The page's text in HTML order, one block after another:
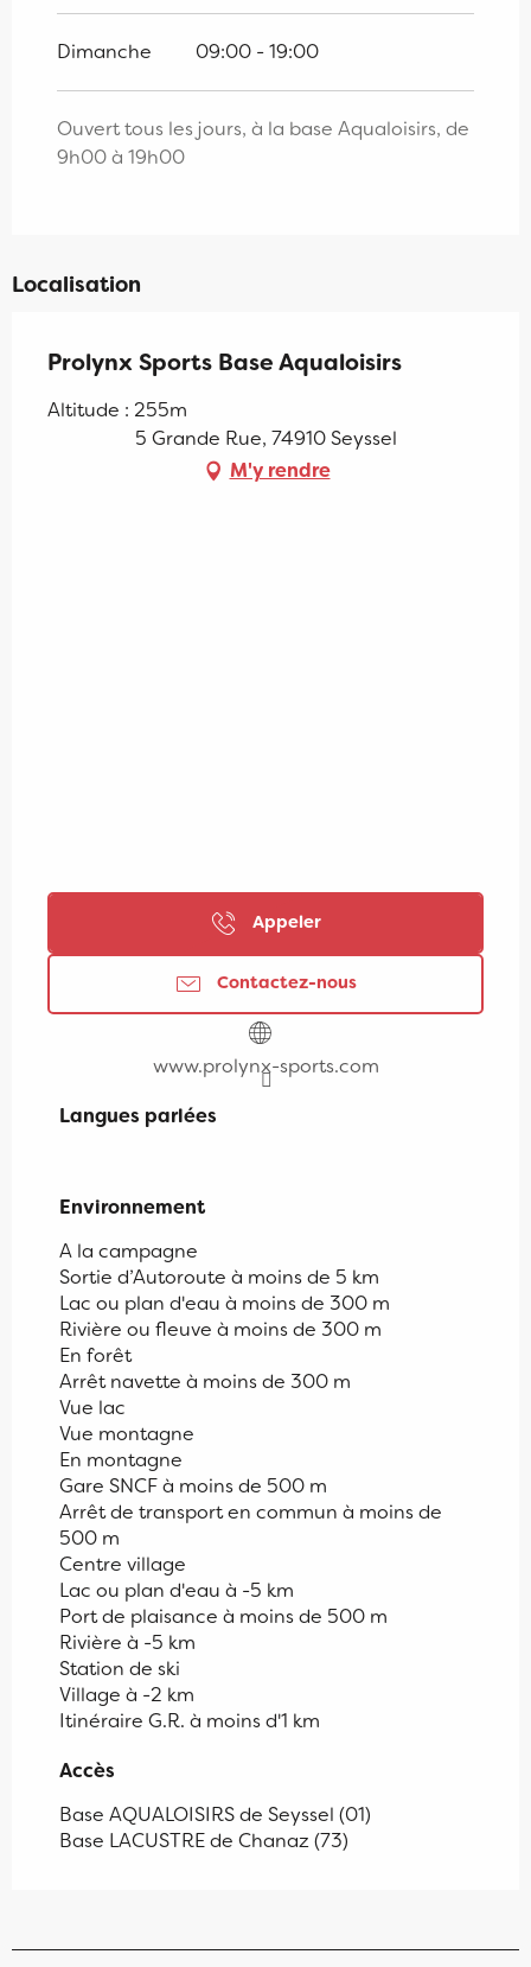
Dimanche 09:00 - 19:00
Ouvert tous les jours, à la base Aqualoisirs, de
9h00 à 19h00
Localisation
Prolynx Sports Base Aqualoisirs
Altitude : 255m
5 Grande Rue, 74910 Seyssel
M'y rendre
Appeler
Contactez-nous
www.prolynx-sports.com
Langues parlées
Langues parlées
Environnement
Environnement
A la campagne
Sortie d’Autoroute à moins de 5 km
Lac ou plan d'eau à moins de 300 m
Rivière ou fleuve à moins de 300 m
En forêt
Arrêt navette à moins de 300 m
Vue lac
Vue montagne
En montagne
Gare SNCF à moins de 500 m
Arrêt de transport en commun à moins de
500 m
Centre village
Lac ou plan d'eau à -5 km
Port de plaisance à moins de 500 m
Rivière à -5 km
Station de ski
Village à -2 km
Itinéraire G.R. à moins d'1 km
Accès
Accès
Base AQUALOISIRS de Seyssel (01)
Base LACUSTRE de Chanaz (73)